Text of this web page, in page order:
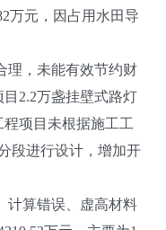
万元，因占用水田导
，未能有效节约财
2.2万盏挂壁式路灯
项目未根据施工工
段进行设计，增加开
算错误、虚高材料